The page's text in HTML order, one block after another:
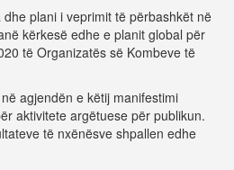
plani i veprimit të përbashkët në
kërkesë edhe e planit global për
të Organizatës së Kombeve të
agjendën e këtij manifestimi
aktivitete argëtuese për publikun.
të nxënësve shpallen edhe